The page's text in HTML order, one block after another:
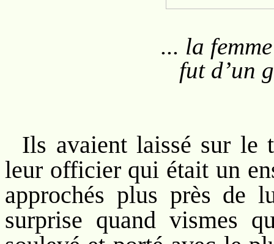
... la
fut d’un
Ils avaient laissé sur le
leur officier qui était un
approchés plus près de
surprise quand vismes